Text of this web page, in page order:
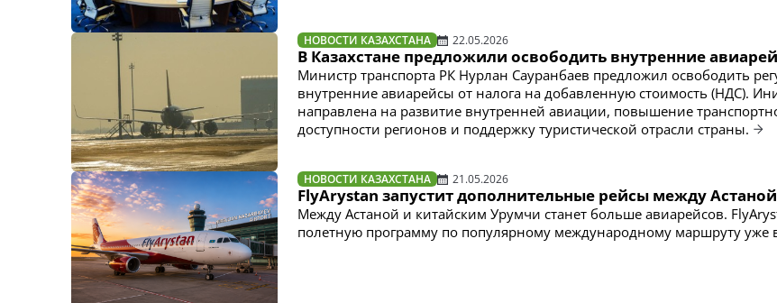
НОВОСТИ КАЗАХСТАНА 22.05.2026
В Казахстане предложили освободить внутренние
Министр транспорта РК Нурлан Сауранбаев предложил освободить
внутренние авиарейсы от налога на добавленную стоимость (НДС).
направлена на развитие внутренней авиации, повышение
доступности регионов и поддержку туристической отрасли страны.
НОВОСТИ КАЗАХСТАНА 21.05.2026
FlyArystan запустит дополнительные рейсы между
Между Астаной и китайским Урумчи станет больше авиарейсов.
полетную программу по популярному международному маршруту уже в